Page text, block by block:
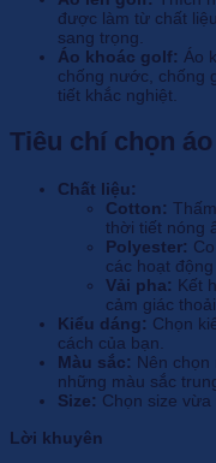
được làm từ chất
sang trọng.
Áo khoác golf: Áo
chống nước, chống
tiết khắc nghiệt.
Tiêu chí chọn
Chất liệu:
Cotton:
thời tiết nóng
Polyester:
các hoạt
Vải pha: Kết
cảm giác
Kiểu dáng: Chọn
cách của bạn.
Màu sắc: Nên
những màu sắc
Size: Chọn size
Lời khuyên